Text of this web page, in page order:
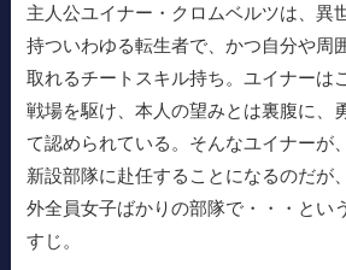
主人公ユイナー・クロムベルツは、異
持ついわゆる転生者で、かつ自分や周
取れるチートスキル持ち。ユイナーは
戦場を駆け、本人の望みとは裏腹に、
て認められている。そんなユイナーが
新設部隊に赴任することになるのだが
外全員女子ばかりの部隊で・・・とい
すじ。